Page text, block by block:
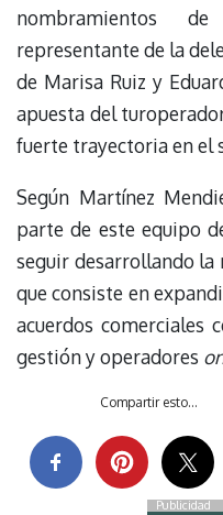
nombramientos
representante de la
de Marisa Ruiz y
apuesta del
fuerte trayectoria en el
Según Martínez
parte de este equipo
seguir desarrollando la
que consiste en
acuerdos comerciales
gestión y operadores
Compartir esto...
Publicidad